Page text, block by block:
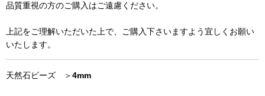
品質重視の方のご購入はご遠慮ください。
上記をご理解いただいた上で、ご購入下さいますよう宜しくお願い
いたします。
天然石ビーズ ＞4mm